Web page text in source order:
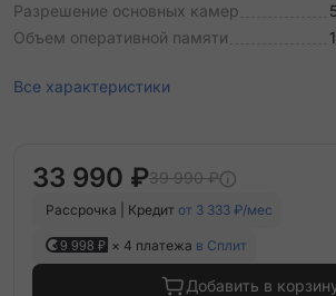
Разрешение основных камер
Объем оперативной памяти
Все характеристики
33 990 ₽39 990 ₽
Рассрочка | Кредит от 3 333 ₽/мес
9 998 ₽ × 4 платежа в Сплит
Добавить в